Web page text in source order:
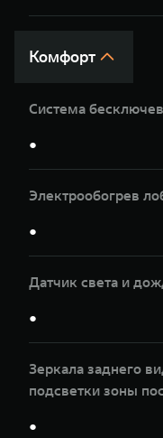
Комфорт
Система
●
Электрообогрев
●
Датчик света и
●
Зеркала заднего
подсветки зоны
●